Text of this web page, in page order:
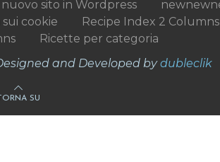
sito in Wordpress
cookie Recipe Index 2 Columns
Ricette per categoria
and Developed bydubleclik
SU